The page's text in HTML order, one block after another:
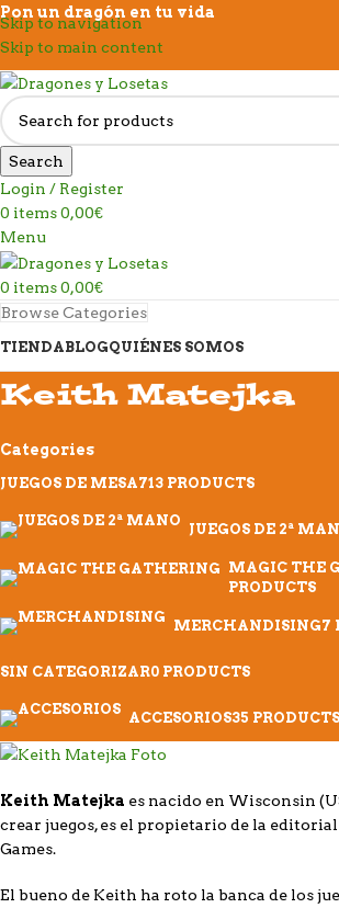
Skip to navigation
Skip to main content
Pon un dragón en tu vida
Search
Login / Register
0 items0,00€
Menu
0 items0,00€
Browse Categories
TIENDABLOGQUIÉNES SOMOS
Keith Matejka
Categories
JUEGOS DE MESA713 PRODUCTS
JUEGOS DE 2ª
MAGIC THE
PRODUCTS
MERCHANDISING7
SIN CATEGORIZAR0 PRODUCTS
ACCESORIOS35 PRODUCTS
Keith Matejka es nacido en Wisconsin
crear juegos, es el propietario de la
Games.
El bueno de Keith ha roto la banca de los